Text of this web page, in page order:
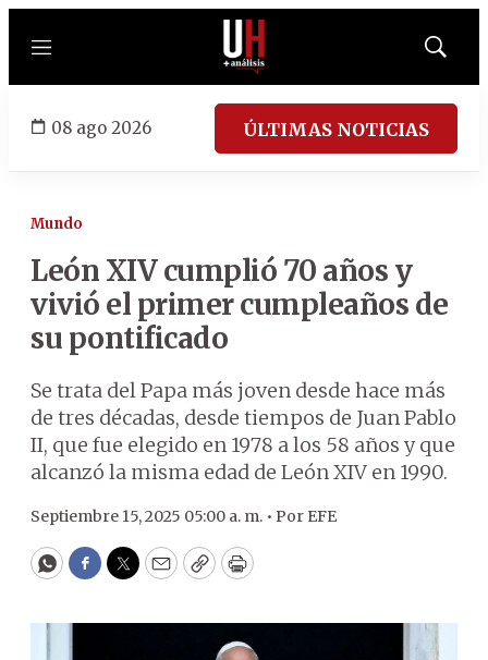
Menú
Mostrar
08 ago 2026 ÚLTIMAS NOTICIAS
Mundo
León XIV cumplió 70 años y
vivió el primer cumpleaños de
su pontificado
Se trata del Papa más joven desde hace más
de tres décadas, desde tiempos de Juan Pablo
II, que fue elegido en 1978 a los 58 años y que
alcanzó la misma edad de León XIV en 1990.
Septiembre 15, 2025 05:00 a. m. • Por EFE
WhatsApp
Facebook
Twitter
EmailCopyPrint